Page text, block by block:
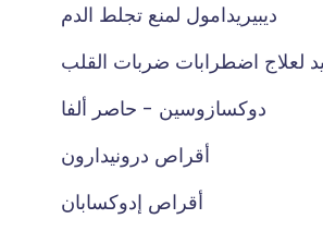
ديبيريدامول لمنع تجلط الدم
لعلاج اضطرابات ضربات القلب
دوكسازوسين - حاصر ألفا
أقراص درونيدارون
أقراص إدوكسابان